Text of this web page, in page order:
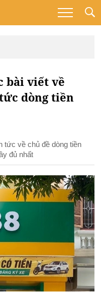
bài viết về
dòng tiền
tức về chủ đề dòng tiền
đủ nhất